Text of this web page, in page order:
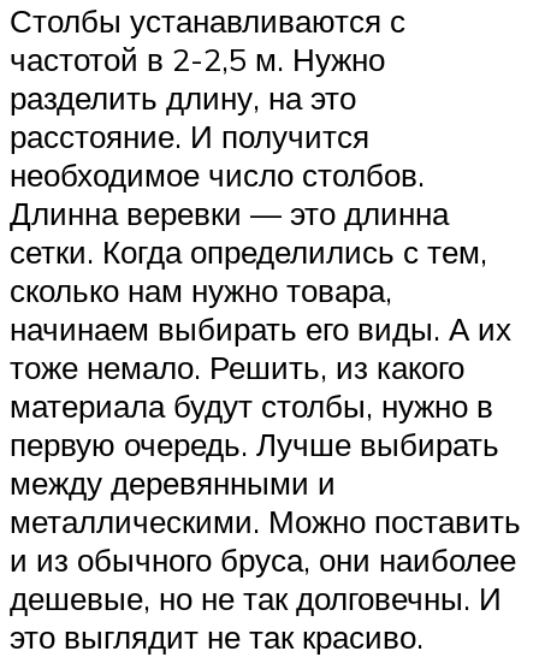
Столбы устанавливаются с
частотой в 2-2,5 м. Нужно
разделить длину, на это
расстояние. И получится
необходимое число столбов.
Длинна веревки — это длинна
сетки. Когда определились с тем,
сколько нам нужно товара,
начинаем выбирать его виды. А их
тоже немало. Решить, из какого
материала будут столбы, нужно в
первую очередь. Лучше выбирать
между деревянными и
металлическими. Можно поставить
и из обычного бруса, они наиболее
дешевые, но не так долговечны. И
это выглядит не так красиво.